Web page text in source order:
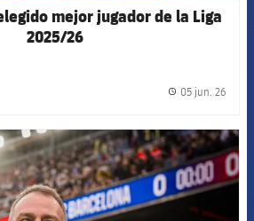
mejor jugador de la Liga
2025/26
05 jun. 26
FCB Barcelona badge